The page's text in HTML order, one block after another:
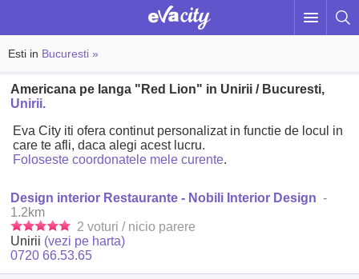
Esti in Bucuresti »
Americana pe langa "Red Lion" in Unirii / Bucuresti,
Unirii.
Eva City iti ofera continut personalizat in functie de locul in
care te afli, daca alegi acest lucru.
Foloseste coordonatele mele curente.
Design interior Restaurante - Nobili Interior Design -
1.2km
2 voturi / nicio parere
Unirii (vezi pe harta)
0720 66.53.65